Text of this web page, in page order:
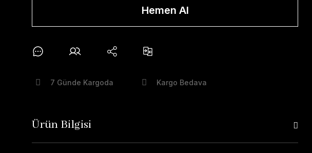
Hemen Al
7 Günde Kargoda Kargo Bedava
Ürün Bilgisi